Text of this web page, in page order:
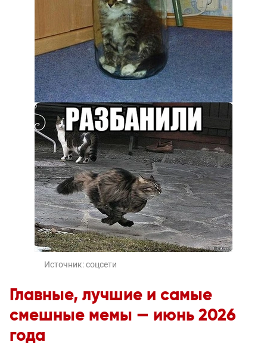
Источник:соцсети
Главные, лучшие и самые
смешные мемы — июнь 2026
года